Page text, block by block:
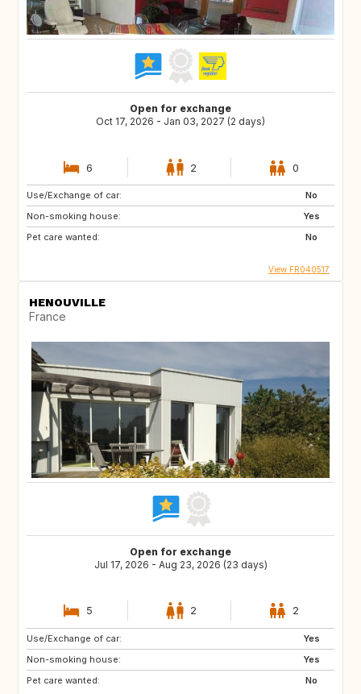
Open for exchange
Oct 17, 2026 - Jan 03, 2027 (2 days)
6 2 0
Use/Exchange of car:
No
Non-smoking house:
Yes
Pet care wanted:
No
View FR040517
HENOUVILLE
France
Open for exchange
Jul 17, 2026 - Aug 23, 2026 (23 days)
5 2 2
Use/Exchange of car:
Yes
Non-smoking house:
Yes
Pet care wanted:
No
GR
SI